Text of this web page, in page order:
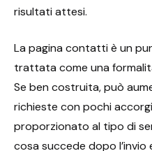
risultati attesi.
La pagina contatti è un
trattata come una
Se ben costruita, può
richieste con pochi
proporzionato al tipo di
cosa succede dopo